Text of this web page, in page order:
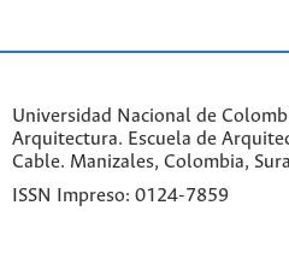
Universidad Nacional de
Arquitectura. Escuela de
Cable. Manizales, Colombia,
ISSN Impreso: 0124-7859